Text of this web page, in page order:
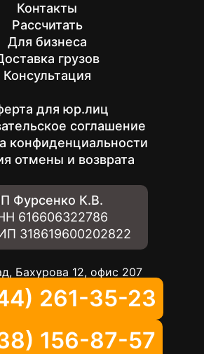
Контакты
Рассчитать
Для бизнеса
грузов
Консультация
для юр.лиц
соглашение
конфиденциальности
отмены и возврата
Фурсенко К.В.
616606322786
318619600202822
Бахурова 12, офис 207
261-35-23
156-87-57